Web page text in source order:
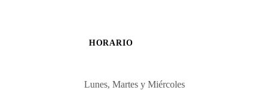
HORARIO
Lunes, Martes y Miércoles